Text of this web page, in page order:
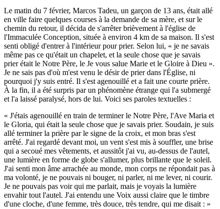
Le matin du 7 février, Marcos Tadeu, un garçon de 13 ans, était allé
en ville faire quelques courses à la demande de sa mère, et sur le
chemin du retour, il décida de s'arrêter brièvement à l'église de
l'Immaculée Conception, située à environ 4 km de sa maison. Il s'est
senti obligé d'entrer à l'intérieur pour prier. Selon lui, « je ne savais
même pas ce qu'était un chapelet, et la seule chose que je savais
prier était le Notre Père, le Je vous salue Marie et le Gloire à Dieu ».
Je ne sais pas d'où m'est venu le désir de prier dans l'Église, ni
pourquoi j'y suis entré. Il s'est agenouillé et a fait une courte prière.
À la fin, il a été surpris par un phénomène étrange qui l'a submergé
et l'a laissé paralysé, hors de lui. Voici ses paroles textuelles :
« J'étais agenouillé en train de terminer le Notre Père, l'Ave Maria et
le Gloria, qui était la seule chose que je savais prier. Soudain, je suis
allé terminer la prière par le signe de la croix, et mon bras s'est
arrêté. J'ai regardé devant moi, un vent s'est mis à souffler, une brise
qui a secoué mes vêtements, et aussitôt j'ai vu, au-dessus de l'autel,
une lumière en forme de globe s'allumer, plus brillante que le soleil.
J'ai senti mon âme arrachée au monde, mon corps ne répondait pas à
ma volonté, je ne pouvais ni bouger, ni parler, ni me lever, ni courir.
Je ne pouvais pas voir qui me parlait, mais je voyais la lumière
envahir tout l'autel. J'ai entendu une Voix aussi claire que le timbre
d'une cloche, d'une femme, très douce, très tendre, qui me disait : »